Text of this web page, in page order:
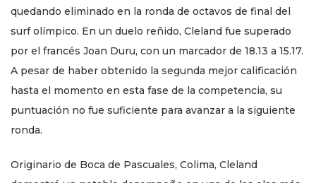
quedando eliminado en la ronda de octavos de final del
surf olímpico. En un duelo reñido, Cleland fue superado
por el francés Joan Duru, con un marcador de 18.13 a 15.17.
A pesar de haber obtenido la segunda mejor calificación
hasta el momento en esta fase de la competencia, su
puntuación no fue suficiente para avanzar a la siguiente
ronda.
Originario de Boca de Pascuales, Colima, Cleland